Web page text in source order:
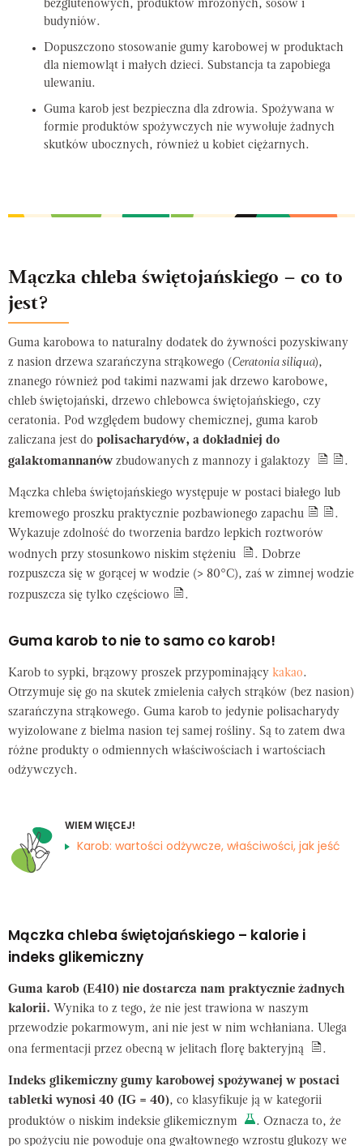
bezglutenowych, produktów mrożonych, sosów i
budyniów.
Dopuszczono stosowanie gumy karobowej w produktach
dla niemowląt i małych dzieci. Substancja ta zapobiega
ulewaniu.
Guma karob jest bezpieczna dla zdrowia. Spożywana w
formie produktów spożywczych nie wywołuje żadnych
skutków ubocznych, również u kobiet ciężarnych.
Mączka chleba świętojańskiego – co to
jest?
Guma karobowa to naturalny dodatek do żywności pozyskiwany
z nasion drzewa szarańczyna strąkowego (Ceratonia siliqua),
znanego również pod takimi nazwami jak drzewo karobowe,
chleb świętojański, drzewo chlebowca świętojańskiego, czy
ceratonia. Pod względem budowy chemicznej, guma karob
zaliczana jest do polisacharydów, a dokładniej do
galaktomannanów zbudowanych z mannozy i galaktozy .
Mączka chleba świętojańskiego występuje w postaci białego lub
kremowego proszku praktycznie pozbawionego zapachu
.
Wykazuje zdolność do tworzenia bardzo lepkich roztworów
wodnych przy stosunkowo niskim stężeniu
. Dobrze
rozpuszcza się w gorącej w wodzie (> 80°C), zaś w zimnej wodzie
rozpuszcza się tylko częściowo
.
Guma karob to nie to samo co karob!
Karob to sypki, brązowy proszek przypominający kakao.
Otrzymuje się go na skutek zmielenia całych strąków (bez nasion)
szarańczyna strąkowego. Guma karob to jedynie polisacharydy
wyizolowane z bielma nasion tej samej rośliny. Są to zatem dwa
różne produkty o odmiennych właściwościach i wartościach
odżywczych.
WIEM WIĘCEJ!
Karob: wartości odżywcze, właściwości, jak jeść
Mączka chleba świętojańskiego – kalorie i
indeks glikemiczny
Guma karob (E410) nie dostarcza nam praktycznie żadnych
kalorii. Wynika to z tego, że nie jest trawiona w naszym
przewodzie pokarmowym, ani nie jest w nim wchłaniana. Ulega
ona fermentacji przez obecną w jelitach florę bakteryjną
.
Indeks glikemiczny gumy karobowej spożywanej w postaci
tabletki wynosi 40 (IG = 40), co klasyfikuje ją w kategorii
produktów o niskim indeksie glikemicznym
. Oznacza to, że
po spożyciu nie powoduje ona gwałtownego wzrostu glukozy we